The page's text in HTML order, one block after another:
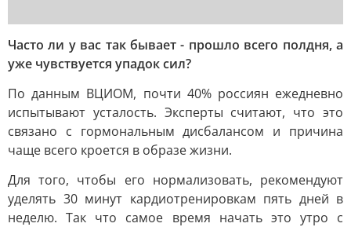
Часто ли у вас так бывает - прошло всего полдня, а
уже чувствуется упадок сил?
По данным ВЦИОМ, почти 40% россиян ежедневно
испытывают усталость. Эксперты считают, что это
связано с гормональным дисбалансом и причина
чаще всего кроется в образе жизни.
Для того, чтобы его нормализовать, рекомендуют
уделять 30 минут кардиотренировкам пять дней в
неделю. Так что самое время начать это утро с